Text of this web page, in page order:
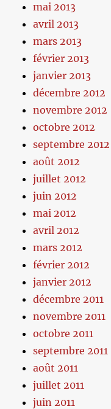
mai 2013
avril 2013
mars 2013
février 2013
janvier 2013
décembre 2012
novembre 2012
octobre 2012
septembre 2012
août 2012
juillet 2012
juin 2012
mai 2012
avril 2012
mars 2012
février 2012
janvier 2012
décembre 2011
novembre 2011
octobre 2011
septembre 2011
août 2011
juillet 2011
juin 2011